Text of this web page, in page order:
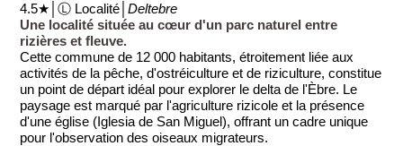
4.5★│Ⓛ Localité│Deltebre
Une localité située au cœur d'un parc naturel entre
rizières et fleuve.
Cette commune de 12 000 habitants, étroitement liée aux
activités de la pêche, d'ostréiculture et de riziculture, constitue
un point de départ idéal pour explorer le delta de l'Èbre. Le
paysage est marqué par l'agriculture rizicole et la présence
d'une église (Iglesia de San Miguel), offrant un cadre unique
pour l'observation des oiseaux migrateurs.